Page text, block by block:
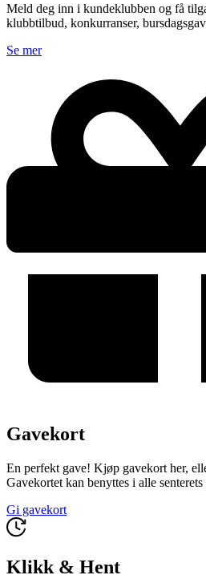
Meld deg inn i kundeklubben og få
klubbtilbud, konkurranser,
Se mer
Gavekort
En perfekt gave! Kjøp gavekort her,
Gavekortet kan benyttes i alle
Gi gavekort
Klikk & Hent